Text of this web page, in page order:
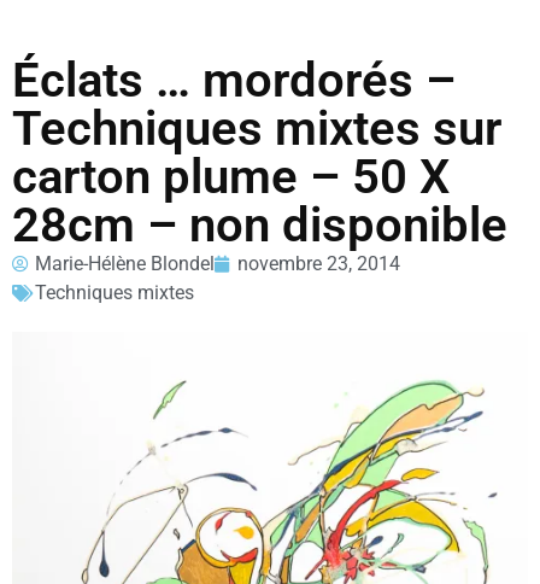
Éclats … mordorés –
Techniques mixtes sur
carton plume – 50 X
28cm – non disponible
Marie-Hélène Blondel
novembre 23, 2014
Techniques mixtes